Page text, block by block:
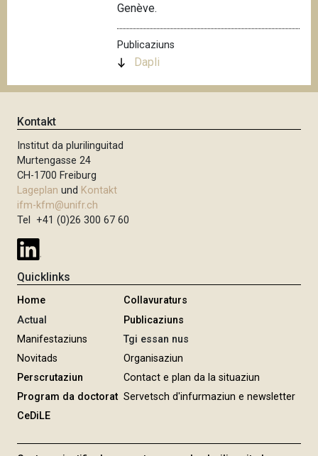
Genève.
Publicaziuns
Dapli
Kontakt
Institut da plurilinguitad
Murtengasse 24
CH-1700 Freiburg
Lageplan und Kontakt
ifm-kfm@unifr.ch
Tel +41 (0)26 300 67 60
Quicklinks
Home
Actual
Manifestaziuns
Novitads
Perscrutaziun
Program da doctorat
CeDiLE
Collavuraturs
Publicaziuns
Tgi essan nus
Organisaziun
Contact e plan da la situaziun
Servetsch d'infurmaziun e newsletter